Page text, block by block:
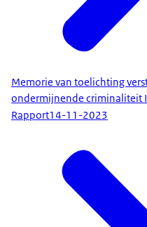
Memorie van toelichting
ondermijnende criminaliteit
Rapport14-11-2023